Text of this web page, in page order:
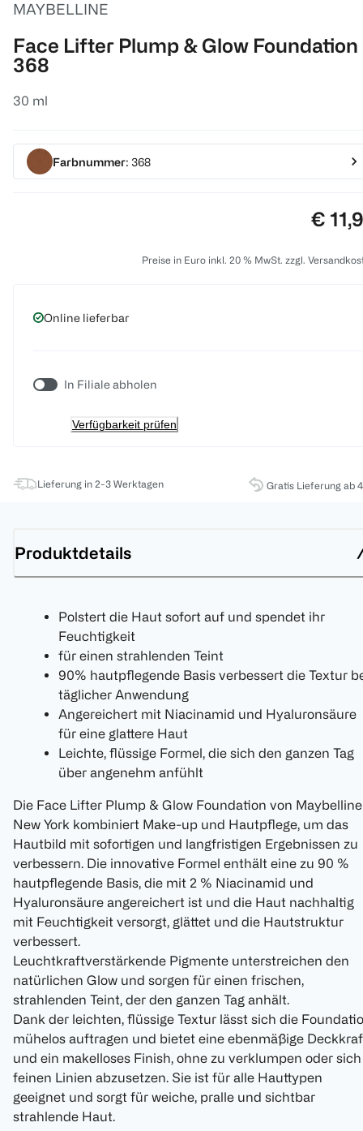
MAYBELLINE
Face Lifter Plump & Glow Foundation
368
30 ml
Farbnummer: 368
Preis:
€
Preise in Euro inkl. 20 % MwSt. zzgl.
Online lieferbar
In Filiale abholen
Verfügbarkeit prüfen
Lieferung in 2-3 Werktagen Gratis Lieferung ab
Produktdetails
Polstert die Haut sofort auf und spendet ihr
Feuchtigkeit
für einen strahlenden Teint
90% hautpflegende Basis verbessert die Textur
täglicher Anwendung
Angereichert mit Niacinamid und Hyaluronsäure
für eine glattere Haut
Leichte, flüssige Formel, die sich den ganzen Tag
über angenehm anfühlt
Die Face Lifter Plump & Glow Foundation von Maybelline
New York kombiniert Make-up und Hautpflege, um das
Hautbild mit sofortigen und langfristigen Ergebnissen zu
verbessern. Die innovative Formel enthält eine zu 90 %
hautpflegende Basis, die mit 2 % Niacinamid und
Hyaluronsäure angereichert ist und die Haut nachhaltig
mit Feuchtigkeit versorgt, glättet und die Hautstruktur
verbessert.
Leuchtkraftverstärkende Pigmente unterstreichen den
natürlichen Glow und sorgen für einen frischen,
strahlenden Teint, der den ganzen Tag anhält.
Dank der leichten, flüssige Textur lässt sich die
mühelos auftragen und bietet eine ebenmäßige
und ein makelloses Finish, ohne zu verklumpen oder
feinen Linien abzusetzen. Sie ist für alle Hauttypen
geeignet und sorgt für weiche, pralle und sichtbar
strahlende Haut.